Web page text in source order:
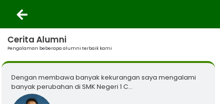
Cerita Alumni
Pengalaman beberapa alumni terbaik kami
Dengan membawa banyak kekurangan saya mengalami
banyak perubahan di SMK Negeri 1 C...